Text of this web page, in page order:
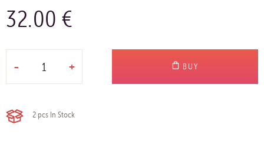
32.00 €
- + BUY
2 pcs In Stock